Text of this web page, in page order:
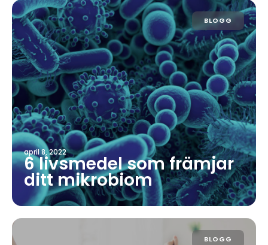
BLOGG
april 8, 2022
6 livsmedel som främjar
ditt mikrobiom
BLOGG